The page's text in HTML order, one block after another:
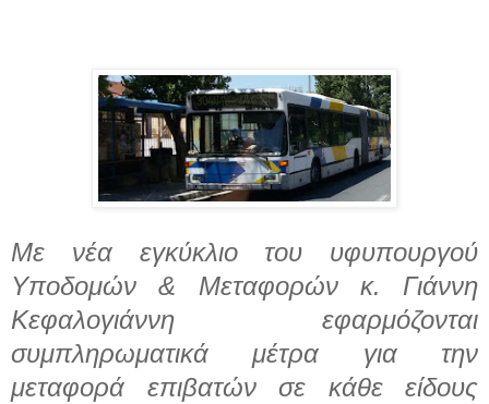
Με νέα εγκύκλιο του υφυπουργού
Υποδομών & Μεταφορών κ. Γιάννη
Κεφαλογιάννη εφαρμόζονται
συμπληρωματικά μέτρα για την
μεταφορά επιβατών σε κάθε είδους